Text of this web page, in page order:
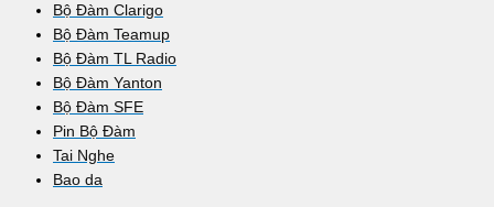
Bộ Đàm Clarigo
Bộ Đàm Teamup
Bộ Đàm TL Radio
Bộ Đàm Yanton
Bộ Đàm SFE
Pin Bộ Đàm
Tai Nghe
Bao da